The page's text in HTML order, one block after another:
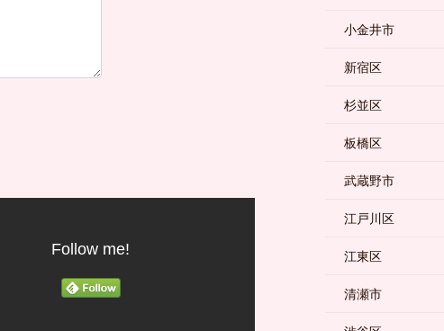
Follow me!
小金井市
新宿区
杉並区
板橋区
武蔵野市
江戸川区
江東区
清瀬市